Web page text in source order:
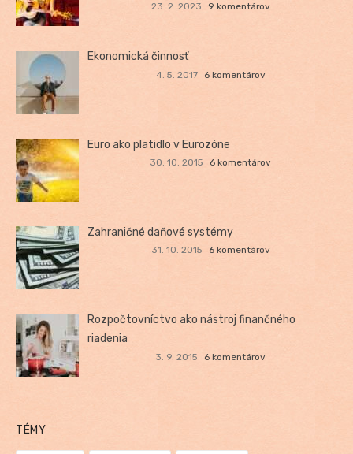
23. 2. 2023 9 komentárov
Ekonomická činnosť
4. 5. 2017 6 komentárov
Euro ako platidlo v Eurozóne
30. 10. 2015 6 komentárov
Zahraničné daňové systémy
31. 10. 2015 6 komentárov
Rozpočtovníctvo ako nástroj finančného
riadenia
3. 9. 2015 6 komentárov
TÉMY